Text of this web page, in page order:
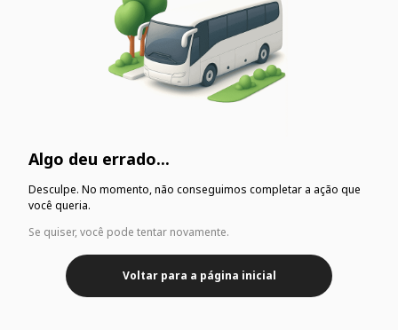
Algo deu errado...
Desculpe. No momento, não conseguimos completar a ação que
você queria.
Se quiser, você pode tentar novamente.
Voltar para a página inicial